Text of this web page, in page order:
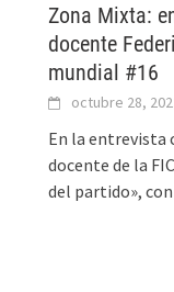
Zona Mixta:
docente
mundial #16
octubre 28,
En la entrevista
docente de la
del partido»,